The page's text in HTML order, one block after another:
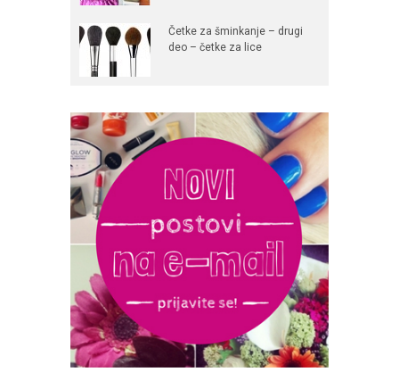
Četke za šminkanje – drugi
deo – četke za lice